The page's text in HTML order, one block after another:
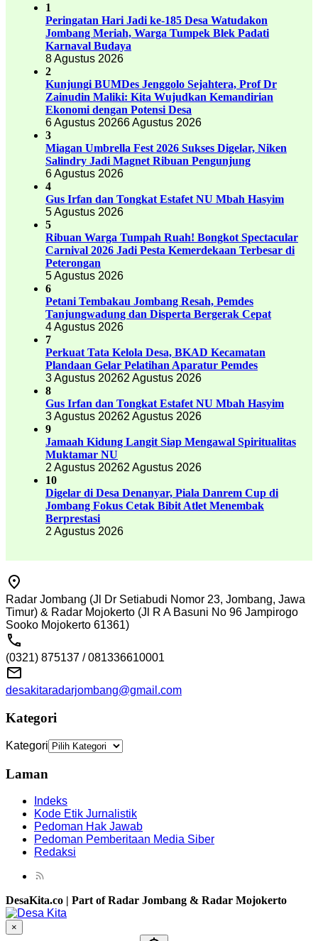
1
Peringatan Hari Jadi ke-185 Desa Watudakon
Jombang Meriah, Warga Tumpek Blek Padati
Karnaval Budaya
8 Agustus 2026
2
Kunjungi BUMDes Jenggolo Sejahtera, Prof Dr
Zainudin Maliki: Kita Wujudkan Kemandirian
Ekonomi dengan Potensi Desa
6 Agustus 20266 Agustus 2026
3
Miagan Umbrella Fest 2026 Sukses Digelar, Niken
Salindry Jadi Magnet Ribuan Pengunjung
6 Agustus 2026
4
Gus Irfan dan Tongkat Estafet NU Mbah Hasyim
5 Agustus 2026
5
Ribuan Warga Tumpah Ruah! Bongkot Spectacular
Carnival 2026 Jadi Pesta Kemerdekaan Terbesar di
Peterongan
5 Agustus 2026
6
Petani Tembakau Jombang Resah, Pemdes
Tanjungwadung dan Disperta Bergerak Cepat
4 Agustus 2026
7
Perkuat Tata Kelola Desa, BKAD Kecamatan
Plandaan Gelar Pelatihan Aparatur Pemdes
3 Agustus 20262 Agustus 2026
8
Gus Irfan dan Tongkat Estafet NU Mbah Hasyim
3 Agustus 20262 Agustus 2026
9
Jamaah Kidung Langit Siap Mengawal Spiritualitas
Muktamar NU
2 Agustus 20262 Agustus 2026
10
Digelar di Desa Denanyar, Piala Danrem Cup di
Jombang Fokus Cetak Bibit Atlet Menembak
Berprestasi
2 Agustus 2026
Radar Jombang (Jl Dr Setiabudi Nomor 23, Jombang, Jawa
Timur) & Radar Mojokerto (Jl R A Basuni No 96 Jampirogo
Sooko Mojokerto 61361)
(0321) 875137 / 081336610001
desakitaradarjombang@gmail.com
Kategori
Kategori
Laman
Indeks
Kode Etik Jurnalistik
Pedoman Hak Jawab
Pedoman Pemberitaan Media Siber
Redaksi
DesaKita.co | Part of Radar Jombang & Radar Mojokerto
×